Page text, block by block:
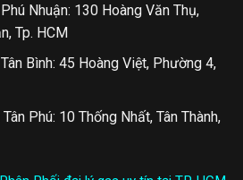
Nhuận: 130 Hoàng Văn Thụ,
Tp. HCM
Bình: 45 Hoàng Việt, Phường 4,
Phú: 10 Thống Nhất, Tân Thành,